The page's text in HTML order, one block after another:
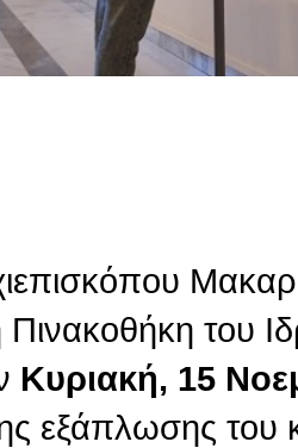
του
Κυριακή, 15
εξάπλωσης του